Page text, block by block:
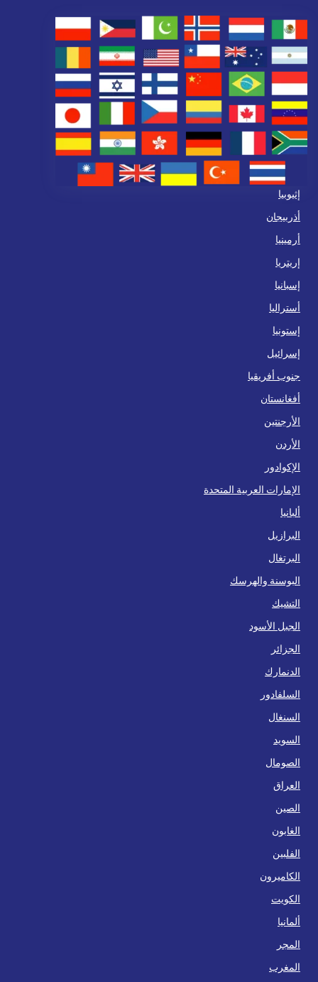
إثيوبيا
أذربيجان
أرمينيا
إريتريا
إسبانيا
أستراليا
إستونيا
إسرائيل
جنوب أفريقيا
أفغانستان
الأرجنتين
الأردن
الإكوادور
الإمارات العربية المتحدة
ألبانيا
البرازيل
البرتغال
البوسنة والهرسك
التشيك
الجبل الأسود
الجزائر
الدنمارك
السلفادور
السنغال
السويد
الصومال
العراق
الصين
الغابون
الفلبين
الكاميرون
الكويت
ألمانيا
المجر
المغرب